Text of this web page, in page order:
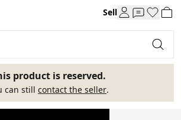
Sell
product is reserved.
can still contact the seller.